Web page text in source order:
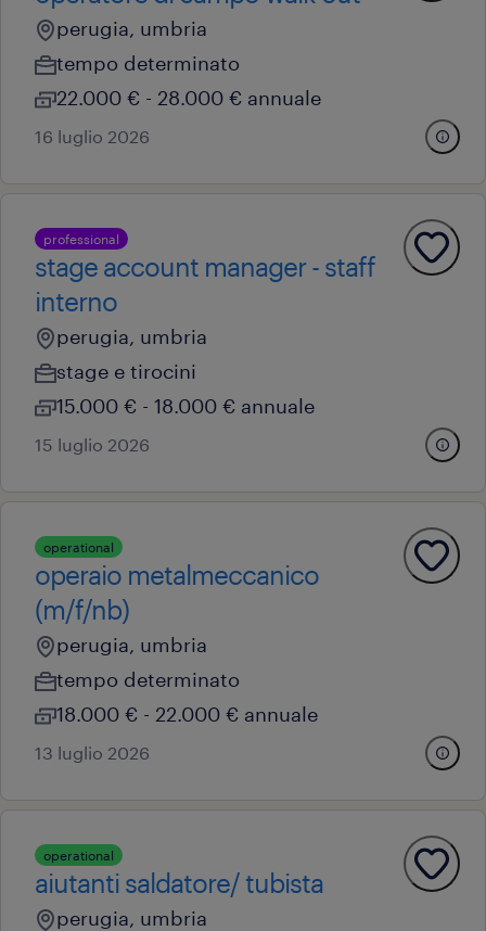
perugia, umbria
tempo determinato
22.000 € - 28.000 € annuale
16 luglio 2026
professional
stage account manager - staff
interno
perugia, umbria
stage e tirocini
15.000 € - 18.000 € annuale
15 luglio 2026
operational
operaio metalmeccanico
(m/f/nb)
perugia, umbria
tempo determinato
18.000 € - 22.000 € annuale
13 luglio 2026
operational
aiutanti saldatore/ tubista
perugia, umbria